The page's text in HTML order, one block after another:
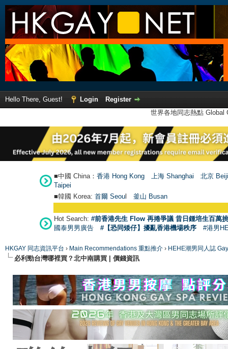
Hello There, Guest! Login
Register
世界各地同志熱點
■中國 China： 香港 Hong Kong 上海 Shanghai
北京
Taipei
■韓國 Korea: 首爾 Seoul 釜山 Busan
Hot Search: #前香港先生 Flow 再捲爭議 昔日鍾培生百萬
國泰男男廣告
#【恐同矮仔】擾亂香港機場秩序 #港男
HKGAY 同志資訊平台 › Main Recommendations 重點推介 › HEHE潮男同人誌
必利勁台灣哪裡買？北中南購買 | 價錢資訊